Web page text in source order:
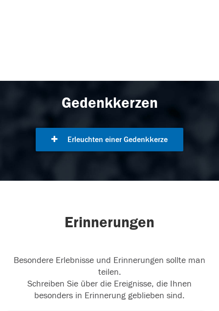
Gedenkkerzen
Erleuchten einer Gedenkkerze
Erinnerungen
Besondere Erlebnisse und Erinnerungen sollte man
teilen.
Schreiben Sie über die Ereignisse, die Ihnen
besonders in Erinnerung geblieben sind.